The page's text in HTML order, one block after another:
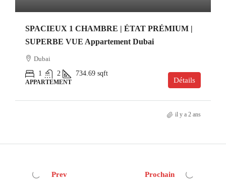
SPACIEUX 1 CHAMBRE | ÉTAT PRÉMIUM |
SUPERBE VUE Appartement Dubai
Dubai
1
2 734.69 sqft
APPARTEMENT Détails
il y a 2 ans
Prev Prochain